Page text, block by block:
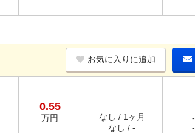
お気に入りに追加
0.55
万円
なし / 1ヶ月
なし / -
-
-